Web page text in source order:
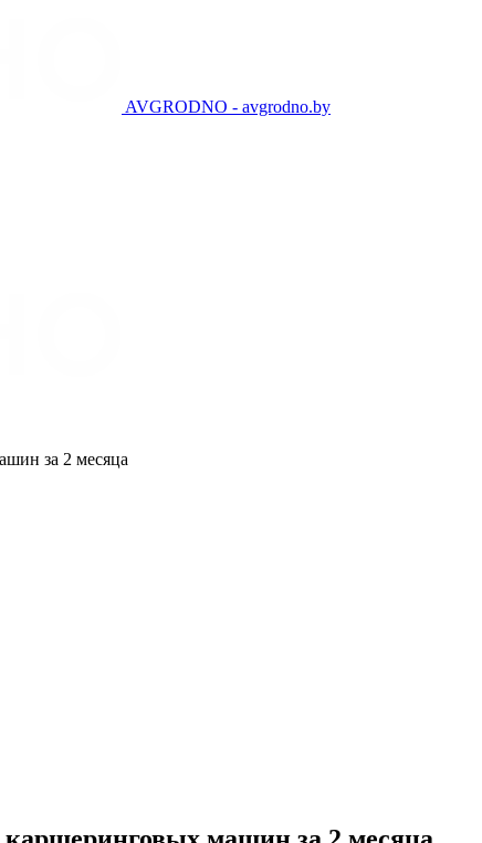
AVGRODNO - avgrodno.by
за 2 месяца